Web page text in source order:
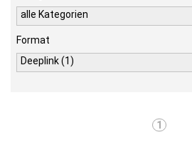
alle Kategorien
Format
Deeplink (1)
1